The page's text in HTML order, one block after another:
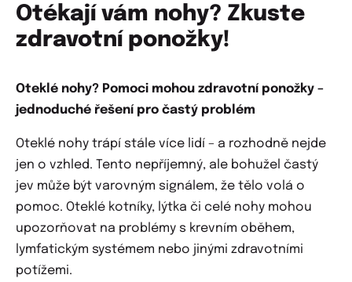
Otékají vám nohy? Zkuste
zdravotní ponožky!
Oteklé nohy? Pomoci mohou zdravotní ponožky –
jednoduché řešení pro častý problém
Oteklé nohy trápí stále více lidí – a rozhodně nejde
jen o vzhled. Tento nepříjemný, ale bohužel častý
jev může být varovným signálem, že tělo volá o
pomoc. Oteklé kotníky, lýtka či celé nohy mohou
upozorňovat na problémy s krevním oběhem,
lymfatickým systémem nebo jinými zdravotními
potížemi.